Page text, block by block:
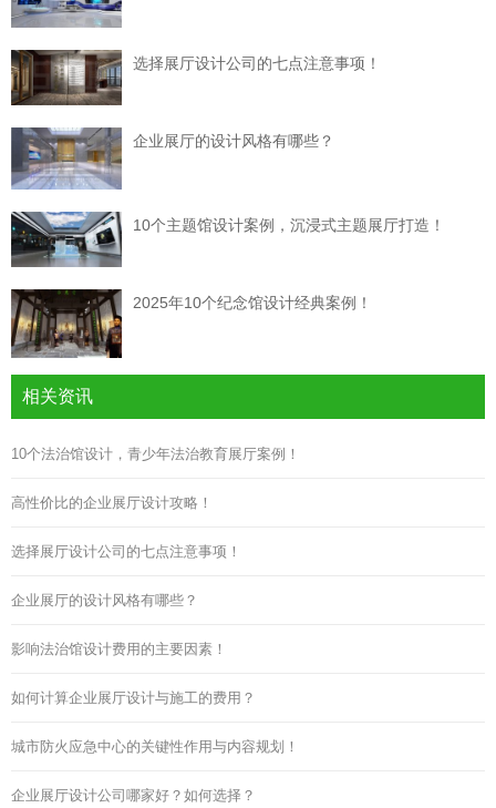
选择展厅设计公司的七点注意事项！
企业展厅的设计风格有哪些？
10个主题馆设计案例，沉浸式主题展厅打造！
2025年10个纪念馆设计经典案例！
相关资讯
10个法治馆设计，青少年法治教育展厅案例！
高性价比的企业展厅设计攻略！
选择展厅设计公司的七点注意事项！
企业展厅的设计风格有哪些？
影响法治馆设计费用的主要因素！
如何计算企业展厅设计与施工的费用？
城市防火应急中心的关键性作用与内容规划！
企业展厅设计公司哪家好？如何选择？